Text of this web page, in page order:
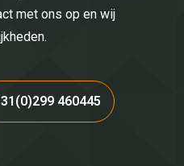
met ons op en wij
460445